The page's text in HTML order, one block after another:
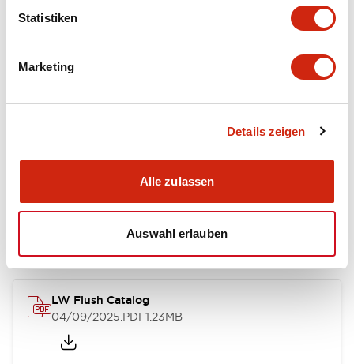
Statistiken
Marketing
Details zeigen
Alle zulassen
Auswahl erlauben
Dokumente und Dateien
Kataloge & Broschüren Genehmigungen & Standards
LW Flush Catalog
04/09/2025.PDF1.23MB